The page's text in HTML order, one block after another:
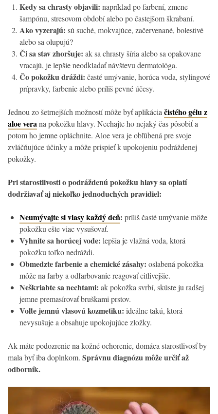
Kedy sa chrasty objavili: napríklad po farbení, zmene
šampónu, stresovom období alebo po častejšom škrabaní.
Ako vyzerajú: sú suché, mokvajúce, začervenané, bolestivé
alebo sa olupujú?
Či sa stav zhoršuje: ak sa chrasty šíria alebo sa opakovane
vracajú, je lepšie neodkladať návštevu dermatológa.
Čo pokožku dráždi: časté umývanie, horúca voda, stylingové
prípravky, farbenie alebo príliš pevné účesy.
Jednou zo šetrnejších možností môže byť aplikácia čistého gélu z
aloe vera na pokožku hlavy. Nechajte ho nejaký čas pôsobiť a
potom ho jemne opláchnite. Aloe vera je obľúbená pre svoje
zvláčňujúce účinky a môže prispieť k upokojeniu podráždenej
pokožky.
Pri starostlivosti o podráždenú pokožku hlavy sa oplatí
dodržiavať aj niekoľko jednoduchých pravidiel:
Neumývajte si vlasy každý deň: príliš časté umývanie môže
pokožku ešte viac vysušovať.
Vyhnite sa horúcej vode: lepšia je vlažná voda, ktorá
pokožku toľko nedráždi.
Obmedzte farbenie a chemické zásahy: oslabená pokožka
môže na farby a odfarbovanie reagovať citlivejšie.
Neškriabte sa nechtami: ak pokožka svrbí, skúste ju radšej
jemne premasírovať bruškami prstov.
Voľte jemnú vlasovú kozmetiku: ideálne takú, ktorá
nevysušuje a obsahuje upokojujúce zložky.
Ak máte podozrenie na kožné ochorenie, domáca starostlivosť by
mala byť iba doplnkom. Správnu diagnózu môže určiť až
odborník.